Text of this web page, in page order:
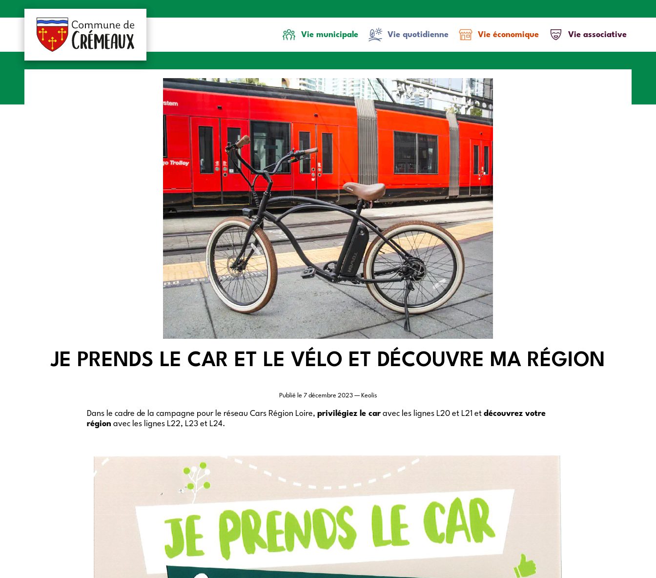
Vie municipale Vie quotidienne Vie économique Vie associative
JE PRENDS LE CAR ET LE VÉLO ET DÉCOUVRE MA RÉGION
Publié le 7 décembre 2023— Keolis
Dans le cadre de la campagne pour le réseau Cars Région Loire, privilégiez le car avec les lignes L20 et L21 et découvrez votre
région avec les lignes L22, L23 et L24.